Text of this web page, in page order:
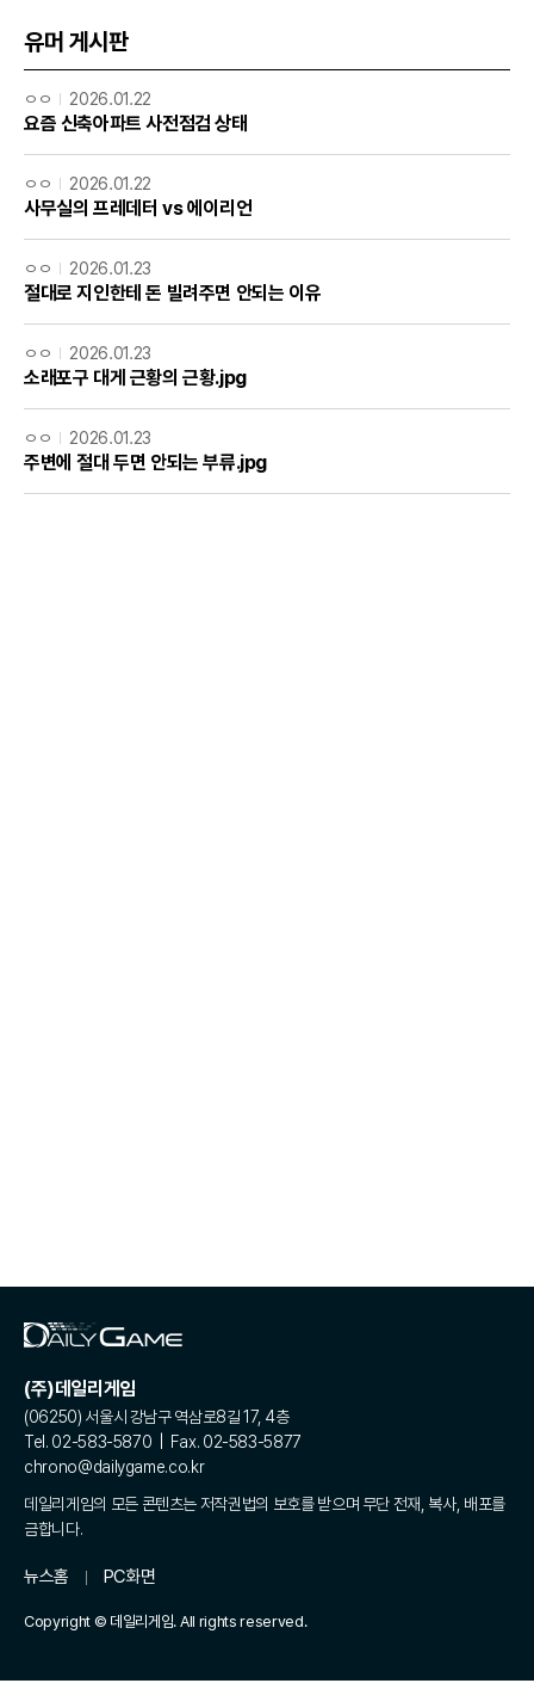
유머 게시판
ㅇㅇ 2026.01.22
요즘 신축아파트 사전점검 상태
ㅇㅇ 2026.01.22
사무실의 프레데터 vs 에이리언
ㅇㅇ 2026.01.23
절대로 지인한테 돈 빌려주면 안되는 이유
ㅇㅇ 2026.01.23
소래포구 대게 근황의 근황.jpg
ㅇㅇ 2026.01.23
주변에 절대 두면 안되는 부류.jpg
(주)데일리게임
(06250) 서울시 강남구 역삼로8길 17, 4층
Tel. 02-583-5870 | Fax. 02-583-5877
chrono@dailygame.co.kr
데일리게임의 모든 콘텐츠는 저작권법의 보호를 받으며 무단 전재, 복사, 배포를
금합니다.
뉴스홈 PC화면
Copyright © 데일리게임. All rights reserved.